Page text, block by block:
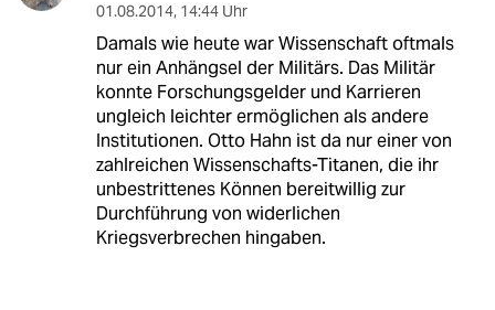
01.08.2014, 14:44 Uhr
Damals wie heute war Wissenschaft oftmals
nur ein Anhängsel der Militärs. Das Militär
konnte Forschungsgelder und Karrieren
ungleich leichter ermöglichen als andere
Institutionen. Otto Hahn ist da nur einer von
zahlreichen Wissenschafts-Titanen, die ihr
unbestrittenes Können bereitwillig zur
Durchführung von widerlichen
Kriegsverbrechen hingaben.